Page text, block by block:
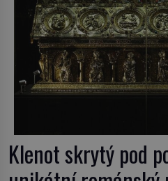
Klenot skrytý pod